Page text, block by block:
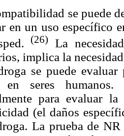
se puede
en un uso específico
(26)
La
implica la
se puede
en seres
para evaluar
(el daños
La prueba de